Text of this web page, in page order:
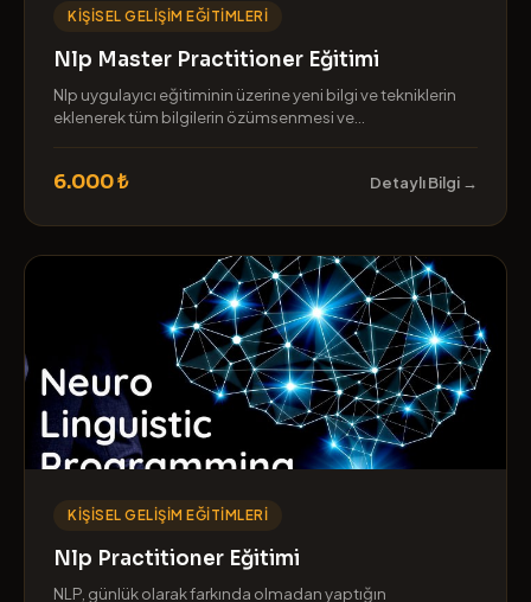
KIŞISEL GELIŞIM EĞITIMLERI
Nlp Master Practitioner Eğitimi
Nlp uygulayıcı eğitiminin üzerine yeni bilgi ve tekniklerin
eklenerek tüm bilgilerin özümsenmesi ve...
6.000 ₺ Detaylı Bilgi →
KIŞISEL GELIŞIM EĞITIMLERI
Nlp Practitioner Eğitimi
NLP, günlük olarak farkında olmadan yaptığın